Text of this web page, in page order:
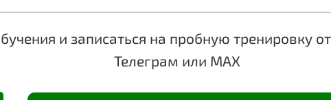
и записаться на пробную тренировку
Телеграм или MAX